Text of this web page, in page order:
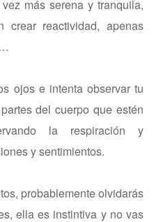
más serena y tranquila,
crear reactividad, apenas
ojos e intenta observar tu
del cuerpo que estén
la respiración y
y sentimientos.
probablemente olvidarás
ella es instintiva y no vas